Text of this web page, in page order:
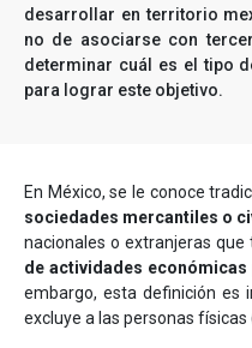
desarrollar en territorio
no de asociarse con
determinar cuál es el tipo
para lograr este objetivo.
En México, se le conoce
sociedades mercantiles o
nacionales o extranjeras que
de actividades económicas
embargo, esta definición es
excluye a las personas